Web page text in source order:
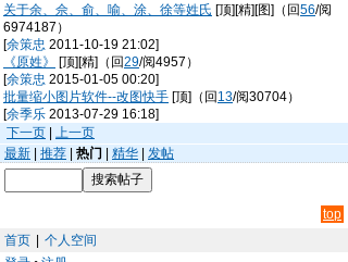
关于余、佘、俞、喻、涂、徐等姓氏 [顶][精][图]（回56/阅
6974187）
[余策忠 2011-10-19 21:02]
《原姓》
[顶][精]（回29/阅4957）
[余策忠 2015-01-05 00:20]
批量缩小图片软件--改图快手 [顶]（回 13/阅30704）
[余季乐 2013-07-29 16:18]
下一页
上一页
最新
推荐 热门 精华 发帖
top
首页
个人空间